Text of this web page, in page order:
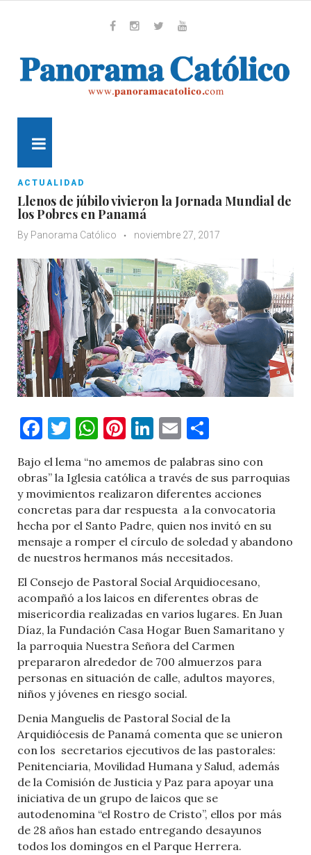
ACTUALIDAD
Llenos de júbilo vivieron la Jornada Mundial de
los Pobres en Panamá
By Panorama Católico noviembre 27, 2017
Facebook
Twitter
WhatsApp
Pinterest
LinkedIn
Email
Bajo el lema “no amemos de palabras sino con
obras” la Iglesia católica a través de sus parroquias
y movimientos realizaron diferentes acciones
concretas para dar respuesta a la convocatoria
hecha por el Santo Padre, quien nos invitó en su
mensaje a romper el círculo de soledad y abandono
de nuestros hermanos más necesitados.
El Consejo de Pastoral Social Arquidiocesano,
acompañó a los laicos en diferentes obras de
misericordia realizadas en varios lugares. En Juan
Díaz, la Fundación Casa Hogar Buen Samaritano y
la parroquia Nuestra Señora del Carmen
prepararon alrededor de 700 almuerzos para
personas en situación de calle, adultos mayores,
niños y jóvenes en riesgo social.
Denia Manguelis de Pastoral Social de la
Arquidiócesis de Panamá comenta que se unieron
con los secretarios ejecutivos de las pastorales:
Penitenciaria, Movilidad Humana y Salud, además
de la Comisión de Justicia y Paz para apoyar una
iniciativa de un grupo de laicos que se
autodenomina “el Rostro de Cristo”, ellos por más
de 28 años han estado entregando desayunos
todos los domingos en el Parque Herrera.